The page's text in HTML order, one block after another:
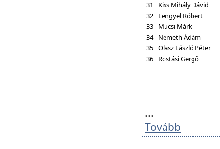
31
Kiss Mihály Dávid
32
Lengyel Róbert
33
Mucsi Márk
34
Németh Ádám
35 Olasz László Péter
36
Rostási Gergő
...
Tovább